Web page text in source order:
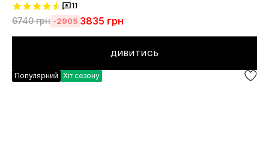
11
6740грн -2905 3835 грн
ДИВИТИСЬ
Популярний Хіт сезону